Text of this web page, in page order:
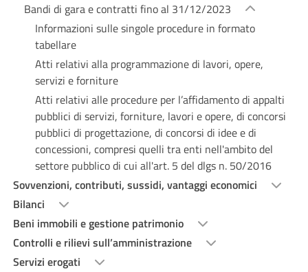
Bandi di gara e contratti fino al 31/12/2023
Informazioni sulle singole procedure in formato
tabellare
Atti relativi alla programmazione di lavori, opere,
servizi e forniture
Atti relativi alle procedure per l’affidamento di appalti
pubblici di servizi, forniture, lavori e opere, di concorsi
pubblici di progettazione, di concorsi di idee e di
concessioni, compresi quelli tra enti nell'ambito del
settore pubblico di cui all'art. 5 del dlgs n. 50/2016
Sovvenzioni, contributi, sussidi, vantaggi economici
Bilanci
Beni immobili e gestione patrimonio
Controlli e rilievi sull’amministrazione
Servizi erogati